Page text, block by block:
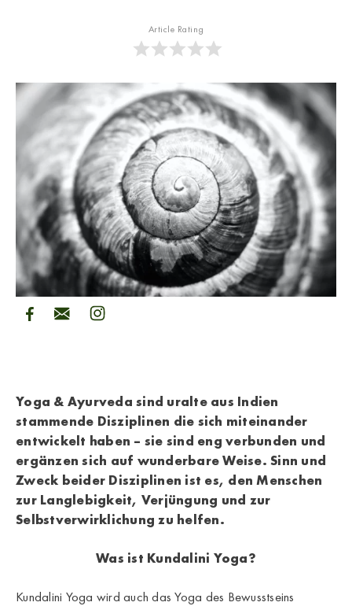
Article Rating
Yoga & Ayurveda sind uralte aus Indien
stammende Disziplinen die sich miteinander
entwickelt haben – sie sind eng verbunden und
ergänzen sich auf wunderbare Weise. Sinn und
Zweck beider Disziplinen ist es, den Menschen
zur Langlebigkeit, Verjüngung und zur
Selbstverwirklichung zu helfen.
Was ist Kundalini Yoga?
Kundalini Yoga wird auch das Yoga des Bewusstseins